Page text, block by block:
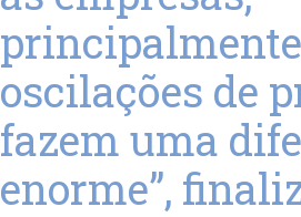
oscilações de
fazem uma
enorme”,